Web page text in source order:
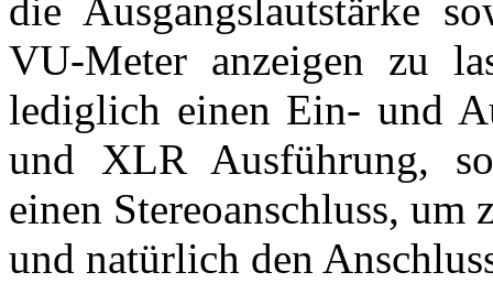
die Ausgangslautstärke
VU-Meter anzeigen zu
lediglich einen Ein- und
und XLR Ausführung,
einen Stereoanschluss,
und natürlich den